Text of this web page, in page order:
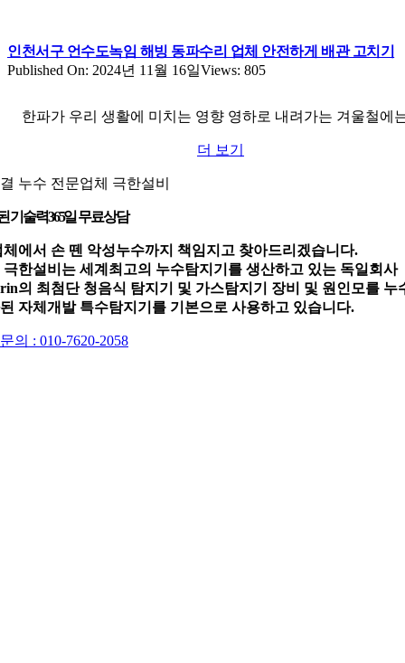
인천서구 언수도녹임 해빙 동파수리 업체 안전하게 배관 고치기
Published On: 2024년 11월 16일Views: 805
한파가 우리 생활에 미치는 영향 영하로 내려가는 겨울철에
더 보기
누수 전문업체 극한설비
기술력365일 무료상담
체에서 손 뗀 악성누수까지 책임지고 찾아드리겠습니다.
극한설비는 세계최고의 누수탐지기를 생산하고 있는 독일회사
의 최첨단 청음식 탐지기 및 가스탐지기 장비 및 원인모를 누
자체개발 특수탐지기를 기본으로 사용하고 있습니다.
의 : 010-7620-2058